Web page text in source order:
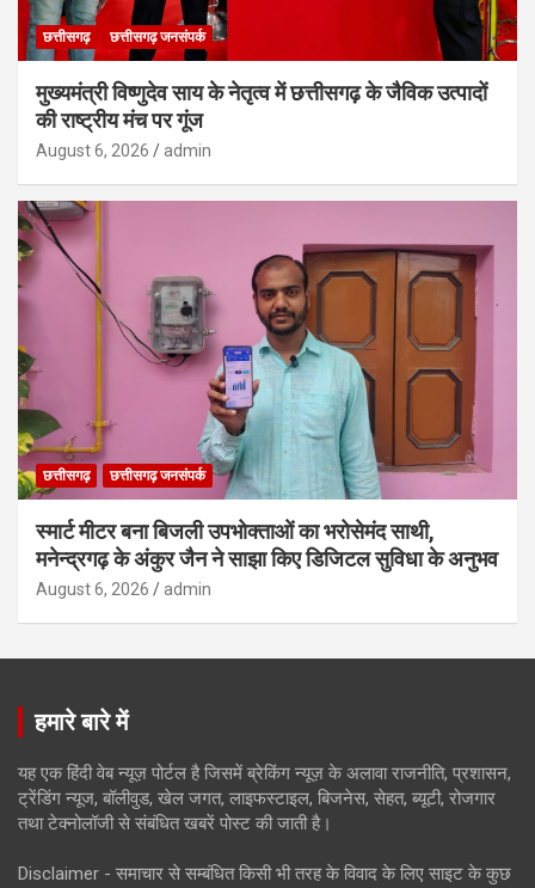
छत्तीसगढ़ छत्तीसगढ़ जनसंपर्क
मुख्यमंत्री विष्णुदेव साय के नेतृत्व में छत्तीसगढ़ के जैविक उत्पादों
की राष्ट्रीय मंच पर गूंज
August 6, 2026 admin
छत्तीसगढ़ छत्तीसगढ़ जनसंपर्क
स्मार्ट मीटर बना बिजली उपभोक्ताओं का भरोसेमंद साथी,
मनेन्द्रगढ़ के अंकुर जैन ने साझा किए डिजिटल सुविधा के अनुभव
August 6, 2026 admin
हमारे बारे में
यह एक हिंदी वेब न्यूज़ पोर्टल है जिसमें ब्रेकिंग न्यूज़ के अलावा राजनीति, प्रशासन,
ट्रेंडिंग न्यूज, बॉलीवुड, खेल जगत, लाइफस्टाइल, बिजनेस, सेहत, ब्यूटी, रोजगार
तथा टेक्नोलॉजी से संबंधित खबरें पोस्ट की जाती है।
Disclaimer - समाचार से सम्बंधित किसी भी तरह के विवाद के लिए साइट के कुछ